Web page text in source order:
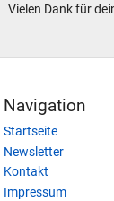
Vielen Dank für
Navigation
Startseite
Newsletter
Kontakt
Impressum